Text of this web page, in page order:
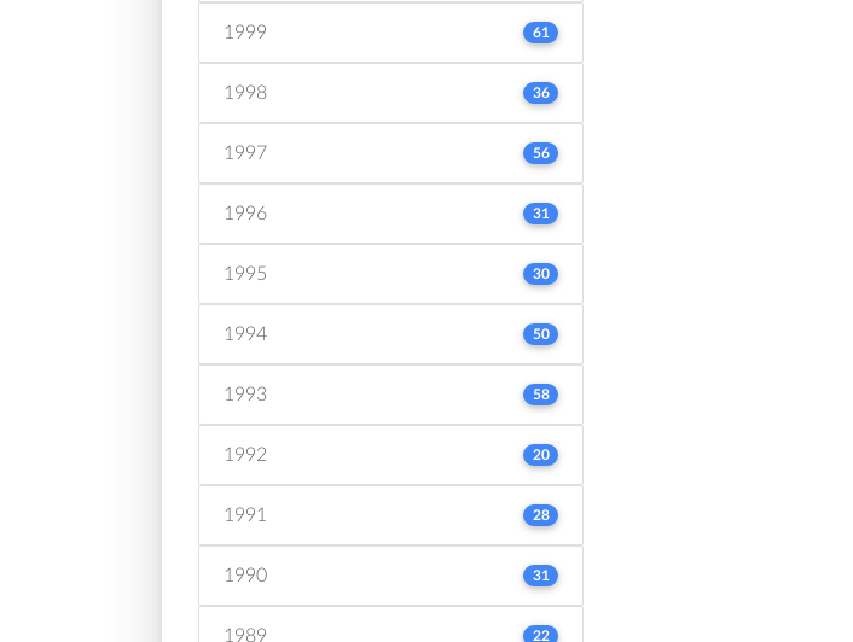
1999 61
1998 36
1997 56
1996 31
1995 30
1994 50
1993 58
1992 20
1991 28
1990 31
1989 22